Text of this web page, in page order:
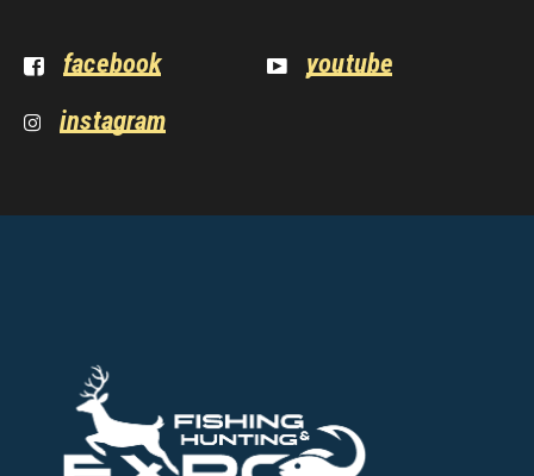
facebook
youtube
instagram